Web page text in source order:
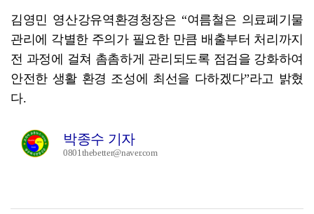
김영민 영산강유역환경청장은 “여름철은 의료폐기물
관리에 각별한 주의가 필요한 만큼 배출부터 처리까지
전 과정에 걸쳐 촘촘하게 관리되도록 점검을 강화하여
안전한 생활 환경 조성에 최선을 다하겠다”라고 밝혔
다.
박종수 기자
0801thebetter@naver.com